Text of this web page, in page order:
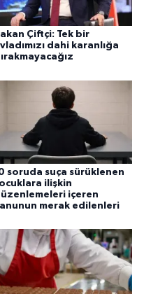
Çiftçi: Tek bir
dahi karanlığa
soruda suça sürüklenen
ilişkin
içeren
merak edilenleri